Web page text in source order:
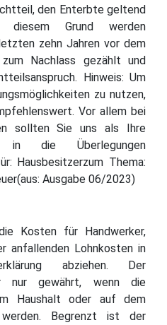
den Enterbte geltend
diesem Grund werden
zehn Jahren vor dem
Nachlass gezählt und
Hinweis: Um
zu nutzen,
Vor allem bei
sollten Sie uns als Ihre
in die Überlegungen
Hausbesitzerzum Thema:
Ausgabe 06/2023)
Kosten für Handwerker,
anfallenden Lohnkosten in
abziehen. Der
nur gewährt, wenn die
Haushalt oder auf dem
werden. Begrenzt ist der